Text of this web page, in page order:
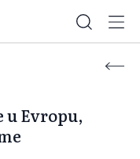
u Evropu,